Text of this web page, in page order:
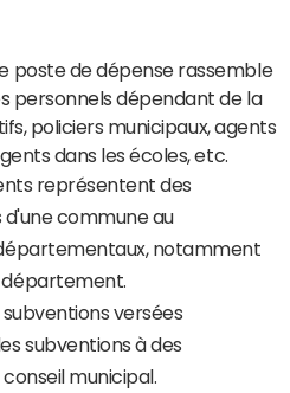
poste de dépense rassemble
personnels dépendant de la
policiers municipaux, agents
dans les écoles, etc.
représentent des
commune au
notamment
département.
subventions versées
subventions à des
municipal.